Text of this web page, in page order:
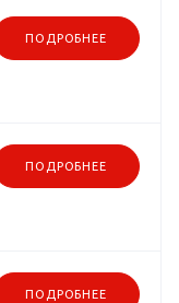
ПОДРОБНЕЕ
ПОДРОБНЕЕ
ПОДРОБНЕЕ